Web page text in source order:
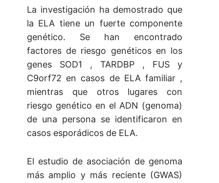
La investigación ha demostrado que
la ELA tiene un fuerte componente
genético. Se han encontrado
factores de riesgo genéticos en los
genes SOD1 , TARDBP , FUS y
C9orf72 en casos de ELA familiar ,
mientras que otros lugares con
riesgo genético en el ADN (genoma)
de una persona se identificaron en
casos esporádicos de ELA.
El estudio de asociación de genoma
más amplio y más reciente (GWAS)